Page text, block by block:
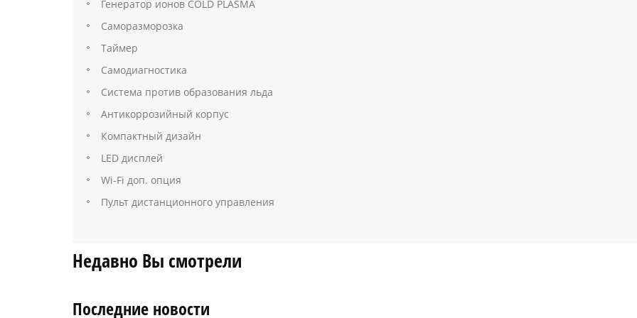
Генератор ионов COLD PLASMA
Саморазморозка
Таймер
Самодиагностика
Система против образования льда
Антикоррозийный корпус
Компактный дизайн
LED дисплей
Wi-Fi доп. опция
Пульт дистанционного управления
Недавно Вы смотрели
Последние новости